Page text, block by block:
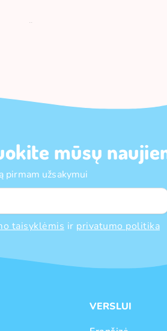
džiaugsis ir eksperimentuoti
Candy POP HELLO ASIA
mūsų
pirmam užsakymui
taisyklėmis ir privatumo politika
VERSLUI